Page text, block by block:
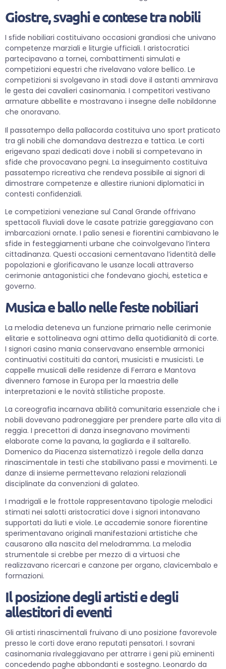
Giostre, svaghi e contese tra nobili
I sfide nobiliari costituivano occasioni grandiosi che univano
competenze marziali e liturgie ufficiali. I aristocratici
partecipavano a tornei, combattimenti simulati e
competizioni equestri che rivelavano valore bellico. Le
competizioni si svolgevano in stadi dove il astanti ammirava
le gesta dei cavalieri casinomania. I competitori vestivano
armature abbellite e mostravano i insegne delle nobildonne
che onoravano.
Il passatempo della pallacorda costituiva uno sport praticato
tra gli nobili che domandava destrezza e tattica. Le corti
erigevano spazi dedicati dove i nobili si competevano in
sfide che provocavano pegni. La inseguimento costituiva
passatempo ricreativa che rendeva possibile ai signori di
dimostrare competenze e allestire riunioni diplomatici in
contesti confidenziali.
Le competizioni veneziane sul Canal Grande offrivano
spettacoli fluviali dove le casate patrizie gareggiavano con
imbarcazioni ornate. I palio senesi e fiorentini cambiavano le
sfide in festeggiamenti urbane che coinvolgevano l’intera
cittadinanza. Questi occasioni cementavano l’identità delle
popolazioni e glorificavano le usanze locali attraverso
cerimonie antagonistici che fondevano giochi, estetica e
governo.
Musica e ballo nelle feste nobiliari
La melodia deteneva un funzione primario nelle cerimonie
elitarie e sottolineava ogni attimo della quotidianità di corte.
I signori casino mania conservavano ensemble armonici
continuativi costituiti da cantori, musicisti e musicisti. Le
cappelle musicali delle residenze di Ferrara e Mantova
divennero famose in Europa per la maestria delle
interpretazioni e le novità stilistiche proposte.
La coreografia incarnava abilità comunitaria essenziale che i
nobili dovevano padroneggiare per prendere parte alla vita di
reggia. I precettori di danza insegnavano movimenti
elaborate come la pavana, la gagliarda e il saltarello.
Domenico da Piacenza sistematizzò i regole della danza
rinascimentale in testi che stabilivano passi e movimenti. Le
danze di insieme permettevano relazioni relazionali
disciplinate da convenzioni di galateo.
I madrigali e le frottole rappresentavano tipologie melodici
stimati nei salotti aristocratici dove i signori intonavano
supportati da liuti e viole. Le accademie sonore fiorentine
sperimentavano originali manifestazioni artistiche che
causarono alla nascita del melodramma. La melodia
strumentale si crebbe per mezzo di a virtuosi che
realizzavano ricercari e canzone per organo, clavicembalo e
formazioni.
Il posizione degli artisti e degli
allestitori di eventi
Gli artisti rinascimentali fruivano di uno posizione favorevole
presso le corti dove erano reputati pensatori. I sovrani
casinomania rivaleggiavano per attrarre i geni più eminenti
concedendo paghe abbondanti e sostegno. Leonardo da